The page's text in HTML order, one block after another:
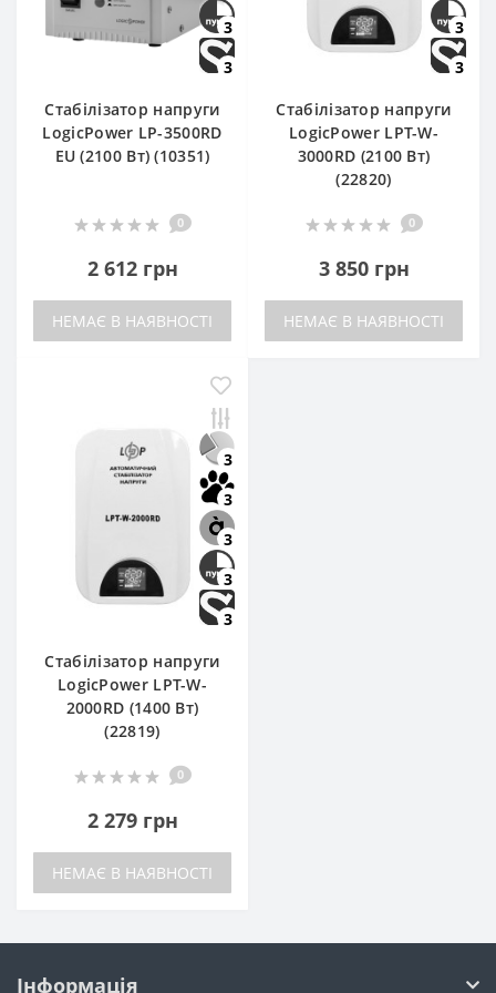
3
3
Стабілізатор напруги
LogicPower LP-3500RD
EU (2100 Вт) (10351)
0
2 612 грн
НЕМАЄ В НАЯВНОСТІ
3
3
Стабілізатор напруги
LogicPower LPT-W-
3000RD (2100 Вт)
(22820)
0
3 850 грн
НЕМАЄ В НАЯВНОСТІ
3
3
3
3
3
Стабілізатор напруги
LogicPower LPT-W-
2000RD (1400 Вт)
(22819)
0
2 279 грн
НЕМАЄ В НАЯВНОСТІ
Інформація